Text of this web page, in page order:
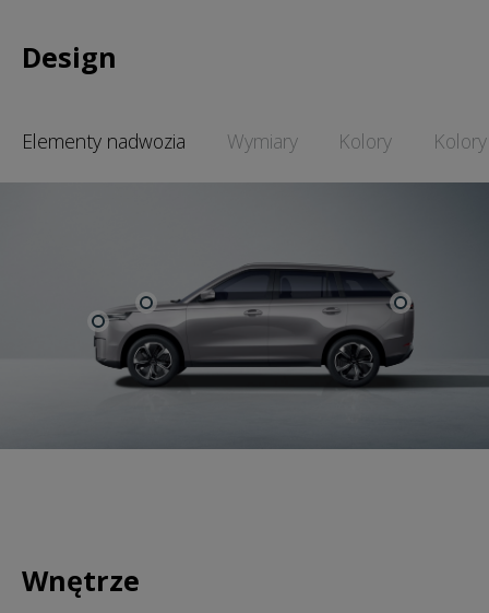
Design
Elementy nadwozia Wymiary Kolory
Wnętrze